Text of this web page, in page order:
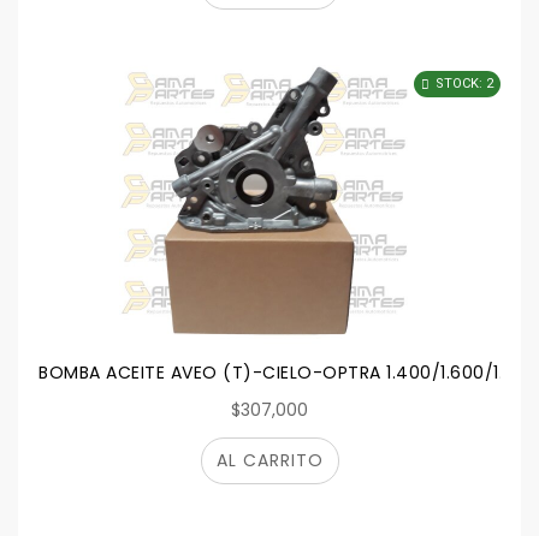
BOMBA ACEITE AVEO (T)-CIELO-OPTRA 1.400/1.600/
$307,000
STOCK: 2
AL CARRITO